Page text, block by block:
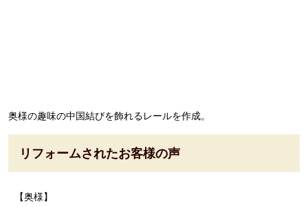
奥様の趣味の中国結びを飾れるレールを作成。
リフォームされたお客様の声
【奥様】